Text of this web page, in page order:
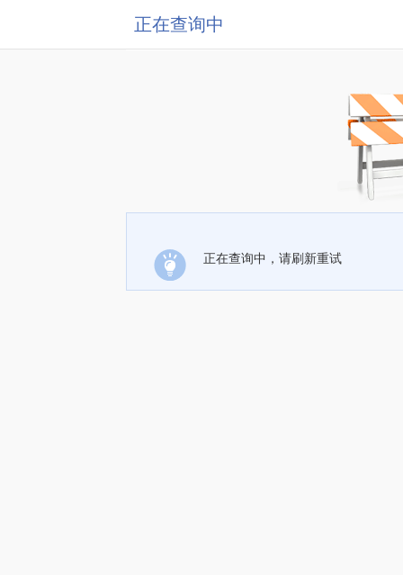
正在查询中
正在查询中，请刷新重试